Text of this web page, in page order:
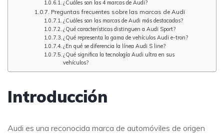
¿Cuáles son las 4 marcas de Audi?
Preguntas frecuentes sobre las marcas de Audi
¿Cuáles son las marcas de Audi más destacadas?
¿Qué características distinguen a Audi Sport?
¿Qué representa la gama de vehículos Audi e-tron?
¿En qué se diferencia la línea Audi S line?
¿Qué significa la tecnología Audi ultra en sus
vehículos?
Introducción
Audi es una reconocida marca de automóviles de origen